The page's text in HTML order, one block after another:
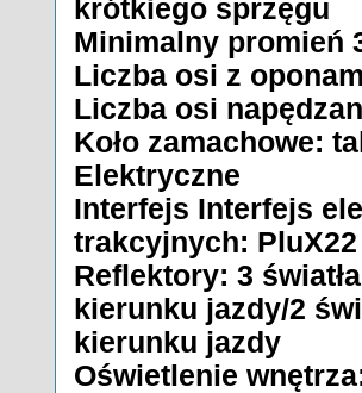
krótkiego sprzęgu
Minimalny promień
Liczba osi z
Liczba osi
Koło zamachowe:
Elektryczne
Interfejs Interfejs
trakcyjnych: PluX22
Reflektory: 3
kierunku jazdy/2
kierunku jazdy
Oświetlenie